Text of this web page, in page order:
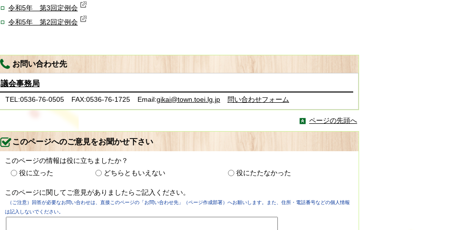
令和5年 第3回定例会
令和5年 第2回定例会
お問い合わせ先
議会事務局
TEL:0536-76-0505 FAX:0536-76-1725 Email:gikai@town.toei.lg.jp 問い合わせフォーム
ページの先頭へ
このページへのご意見をお聞かせ下さい
このページの情報は役に立ちましたか？
役に立った
どちらともいえない 役にたたなかった
このページに関してご意見がありましたらご記入ください。
（ご注意）回答が必要なお問い合わせは、直接このページの「お問い合わせ先」（ページ作成部署）へお願いします。また、住所・電話番号などの個人情報
は記入しないでください。